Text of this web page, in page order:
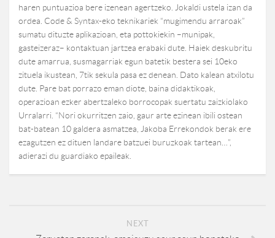
haren puntuazioa bere izenean agertzeko. Jokaldi ustela izan da
ordea. Code & Syntax-eko teknikariek “mugimendu arraroak”
sumatu dituzte aplikazioan, eta pottokiekin –munipak,
gasteizeraz– kontaktuan jartzea erabaki dute. Haiek deskubritu
dute amarrua, susmagarriak egun batetik bestera sei 10eko
zituela ikustean, 7tik sekula pasa ez denean. Dato kalean atxilotu
dute. Pare bat porrazo eman diote, baina didaktikoak,
operazioan ezker abertzaleko borrocopak suertatu zaizkiolako
Urralarri. “Nori okurritzen zaio, gaur arte ezinean ibili ostean
bat-batean 10 galdera asmatzea, Jakoba Errekondok berak ere
ezagutzen ez dituen landare batzuei buruzkoak tartean…”,
adierazi du guardiako epaileak.
NEXT